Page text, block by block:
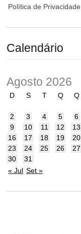
Política de Privacidade
Calendário
Agosto 2026
D S T Q Q
2
3 4 5 6
9
10 11 12 13
16
17 18 19 20
23
24 25 26 27
30
31
« Jul Set »